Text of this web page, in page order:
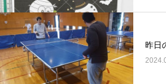
昨日